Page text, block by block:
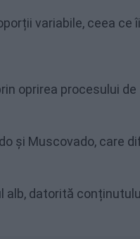
variabile, ceea ce îi
oprirea procesului de
și Muscovado, care
alb, datorită